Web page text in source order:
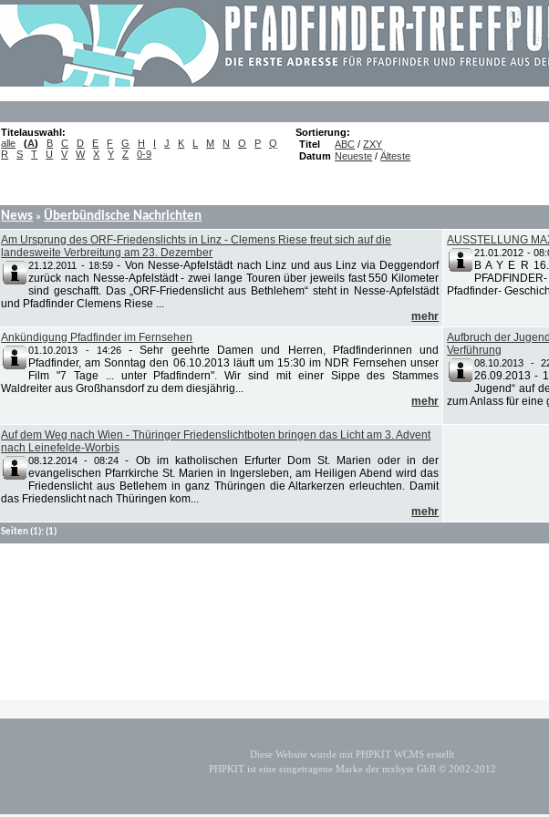
Titelauswahl:
alle
(A) B C D E F G H I J K L M N O P
Q
R
S T U V W X Y Z 0-9
Sortierung:
Titel
ABC /ZXY
Datum Neueste /Älteste
News » Überbündische Nachrichten
Am Ursprung des ORF-Friedenslichts in Linz - Clemens Riese freut sich auf die
landesweite Verbreitung am 23. Dezember
21.12.2011 - 18:59 - Von Nesse-Apfelstädt nach Linz und aus Linz via Deggendorf
zurück nach Nesse-Apfelstädt - zwei lange Touren über jeweils fast 550 Kilometer
sind geschafft. Das „ORF-Friedenslicht aus Bethlehem“ steht in Nesse-Apfelstädt
und Pfadfinder Clemens Riese ...
mehr
AUSSTELLUNG
21.01.2012 -
B A Y E R
Pfadfinder-
Ankündigung Pfadfinder im Fernsehen
01.10.2013 - 14:26-Sehr geehrte Damen und Herren, Pfadfinderinnen und
Pfadfinder, am Sonntag den 06.10.2013 läuft um 15:30 im NDR Fernsehen unser
Film "7 Tage ... unter Pfadfindern". Wir sind mit einer Sippe des Stammes
Waldreiter aus Großhansdorf zu dem diesjährig...
mehr
Aufbruch der
Verführung
08.10.2013 -
26.09.2013 -
Jugend“ auf
zum Anlass für eine
Auf dem Weg nach Wien - Thüringer Friedenslichtboten bringen das Licht am 3. Advent
nach Leinefelde-Worbis
08.12.2014 - 08:24 - Ob im katholischen Erfurter Dom St. Marien oder in der
evangelischen Pfarrkirche St. Marien in Ingersleben, am Heiligen Abend wird das
Friedenslicht aus Betlehem in ganz Thüringen die Altarkerzen erleuchten. Damit
das Friedenslicht nach Thüringen kom...
mehr
Seiten(1):(1)
Diese Website wurde mit PHPKIT WCMS erstellt
PHPKIT ist eine eingetragene Marke der mxbyte GbR © 2002-2012